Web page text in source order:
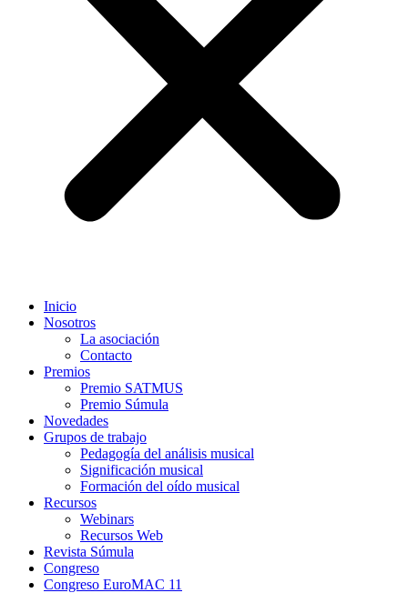
Inicio
Nosotros
La asociación
Contacto
Premios
Premio SATMUS
Premio Súmula
Novedades
Grupos de trabajo
Pedagogía del análisis musical
Significación musical
Formación del oído musical
Recursos
Webinars
Recursos Web
Revista Súmula
Congreso
Congreso EuroMAC 11